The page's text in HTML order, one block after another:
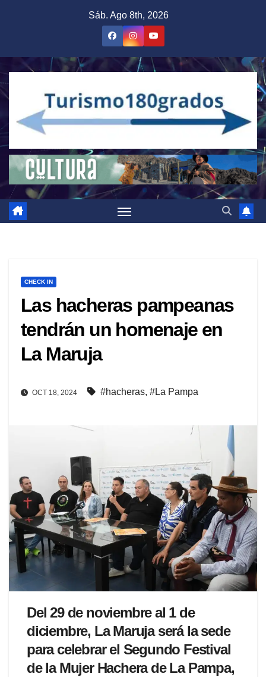
Sáb. Ago 8th, 2026
CHECK IN
Las hacheras pampeanas
tendrán un homenaje en
La Maruja
OCT 18, 2024 #hacheras, #La Pampa
Del 29 de noviembre al 1 de
diciembre, La Maruja será la sede
para celebrar el Segundo Festival
de la Mujer Hachera de La Pampa,